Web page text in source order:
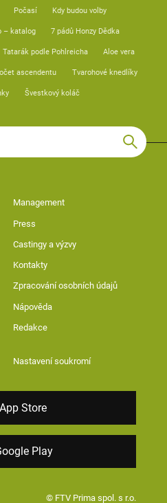
Počasí Kdy budou volby
– katalog 7 pádů Honzy Dědka
Tatarák podle Pohlreicha Aloe vera
ascendentu Tvarohové knedlíky
Švestkový koláč
Management
Press
Castingy a výzvy
Kontakty
Zpracování osobních údajů
Nápověda
Redakce
Nastavení soukromí
App Store
Play
© FTV Prima spol. s r.o.